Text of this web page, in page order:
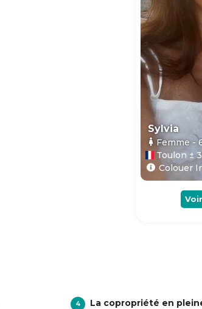
Sylvia
Femme -
Toulon ±
Colouer
4
La copropriété en